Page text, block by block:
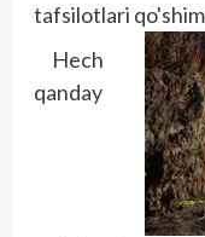
tafsilotlari
Hech
qanday